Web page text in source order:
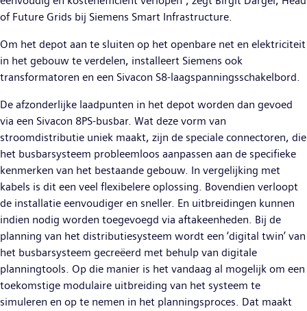
of Future Grids bij Siemens Smart Infrastructure.
Om het depot aan te sluiten op het openbare net en elektriciteit
in het gebouw te verdelen, installeert Siemens ook
transformatoren en een Sivacon S8-laagspanningsschakelbord.
De afzonderlijke laadpunten in het depot worden dan gevoed
via een Sivacon 8PS-busbar. Wat deze vorm van
stroomdistributie uniek maakt, zijn de speciale connectoren, die
het busbarsysteem probleemloos aanpassen aan de specifieke
kenmerken van het bestaande gebouw. In vergelijking met
kabels is dit een veel flexibelere oplossing. Bovendien verloopt
de installatie eenvoudiger en sneller. En uitbreidingen kunnen
indien nodig worden toegevoegd via aftakeenheden. Bij de
planning van het distributiesysteem wordt een ‘digital twin’ van
het busbarsysteem gecreëerd met behulp van digitale
planningtools. Op die manier is het vandaag al mogelijk om een
toekomstige modulaire uitbreiding van het systeem te
simuleren en op te nemen in het planningsproces. Dat maakt